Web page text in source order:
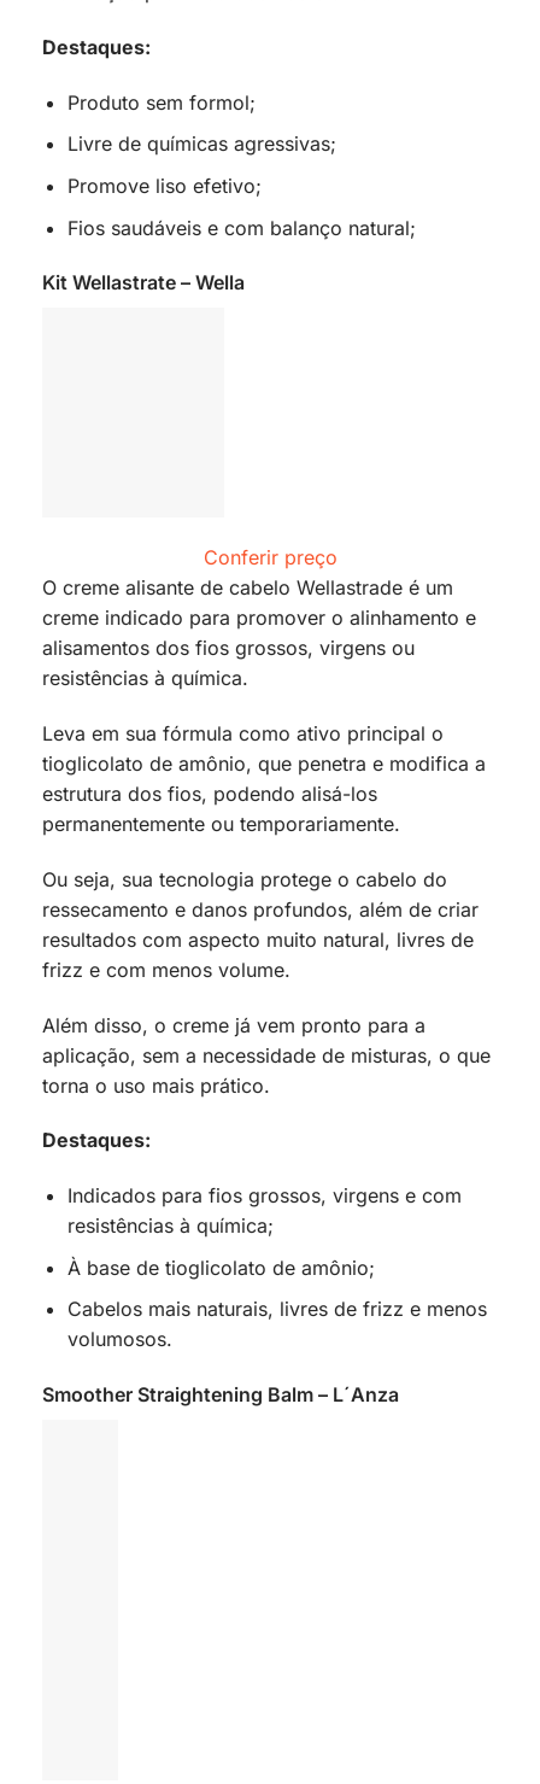
Destaques:
Produto sem formol;
Livre de químicas agressivas;
Promove liso efetivo;
Fios saudáveis e com balanço natural;
Kit Wellastrate – Wella
Conferir preço
O creme alisante de cabelo Wellastrade é um
creme indicado para promover o alinhamento e
alisamentos dos fios grossos, virgens ou
resistências à química.
Leva em sua fórmula como ativo principal o
tioglicolato de amônio, que penetra e modifica a
estrutura dos fios, podendo alisá-los
permanentemente ou temporariamente.
Ou seja, sua tecnologia protege o cabelo do
ressecamento e danos profundos, além de criar
resultados com aspecto muito natural, livres de
frizz e com menos volume.
Além disso, o creme já vem pronto para a
aplicação, sem a necessidade de misturas, o que
torna o uso mais prático.
Destaques:
Indicados para fios grossos, virgens e com
resistências à química;
À base de tioglicolato de amônio;
Cabelos mais naturais, livres de frizz e menos
volumosos.
Smoother Straightening Balm – L´Anza